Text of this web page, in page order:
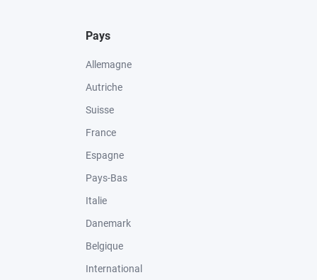
Pays
Allemagne
Autriche
Suisse
France
Espagne
Pays-Bas
Italie
Danemark
Belgique
International